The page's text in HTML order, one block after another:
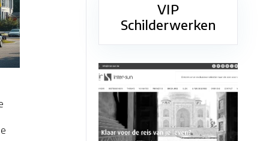
VIP
Schilderwerken